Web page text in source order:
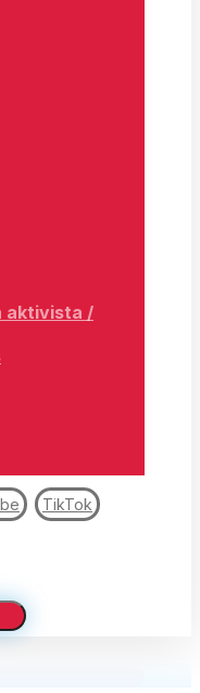
aktivista /
TikTok